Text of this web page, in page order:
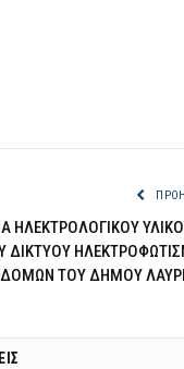
ΗΛΕΚΤΡΟΛΟΓΙΚΟΥ
ΔΙΚΤΥΟΥ
ΤΟΥ ΔΗΜΟΥ